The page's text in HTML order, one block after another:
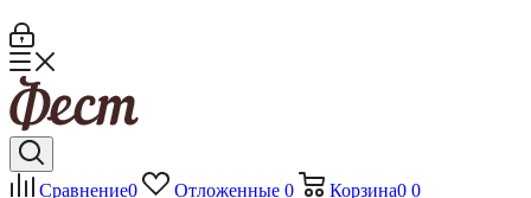
Сравнение0 Отложенные 0 Корзина0 0